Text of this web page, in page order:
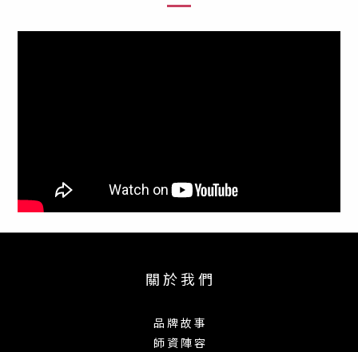
Ernie Ball Classic
Jacquard Strap - Shadow
關 於 我 們
品 牌 故 事
師 資 陣 容